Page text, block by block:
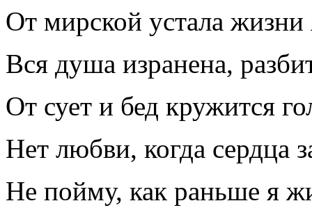
От мирской устала жизни
Вся душа изранена,
От сует и бед кружится
Нет любви, когда сердца
Не пойму, как раньше я